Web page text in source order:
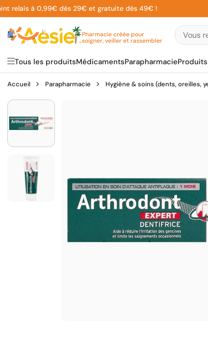
Aller
au
contenu
à 0,99€ dès 29€ et gratuite dès 49€ !
Pharmacie créée pour
soigner, veiller et rassembler
Tous les produitsMédicamentsParapharmacie
Accueil Parapharmacie Hygiène & soins (dents, oreilles,